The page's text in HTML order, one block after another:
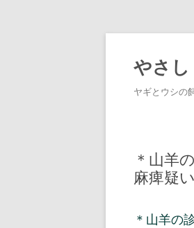
やさ
ヤギとウシの
＊山羊
麻痺疑
＊山羊の